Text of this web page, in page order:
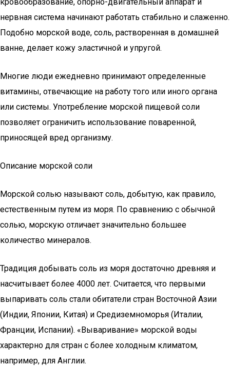
нервная система начинают работать стабильно и слаженно.
Подобно морской воде, соль, растворенная в домашней
ванне, делает кожу эластичной и упругой.
Многие люди ежедневно принимают определенные
витамины, отвечающие на работу того или иного органа
или системы. Употребление морской пищевой соли
позволяет ограничить использование поваренной,
приносящей вред организму.
Описание морской соли
Морской солью называют соль, добытую, как правило,
естественным путем из моря. По сравнению с обычной
солью, морскую отличает значительно большее
количество минералов.
Традиция добывать соль из моря достаточно древняя и
насчитывает более 4000 лет. Считается, что первыми
выпаривать соль стали обитатели стран Восточной Азии
(Индии, Японии, Китая) и Средиземноморья (Италии,
Франции, Испании). «Вываривание» морской воды
характерно для стран с более холодным климатом,
например, для Англии.